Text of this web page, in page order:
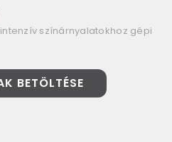
színárnyalatokhoz gépi
BETÖLTÉSE